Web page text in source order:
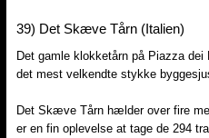
39)​ Det Skæve Tårn (Italien)
Det gamle klokketårn på Piazza
det mest velkendte stykke
Det Skæve Tårn hælder over fire
er en fin oplevelse at tage de 294